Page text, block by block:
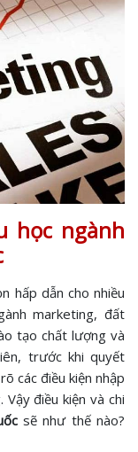
học ngành
hấp dẫn cho nhiều
marketing, đất
tạo chất lượng và
trước khi quyết
các điều kiện nhập
điều kiện và chi
sẽ như thế nào?